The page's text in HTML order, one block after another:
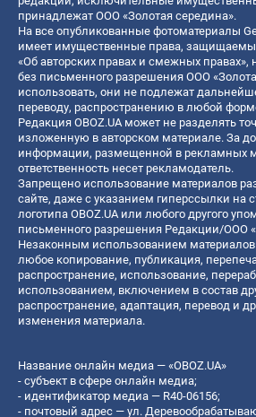
принадлежат ООО «Золотая середина».
На все опубликованные фотоматериалы
имеет имущественные права,
«Об авторских правах и смежных правах»,
без письменного разрешения ООО
использовать, они не подлежат
переводу, распространению в любой
Редакция OBOZ.UA может не разделять
изложенную в авторском материале. За
информации, размещенной в рекламных
ответственность несет рекламодатель.
Запрещено использование материалов
сайте, даже с указанием гиперссылки на
логотипа OBOZ.UA или любого другого
письменного разрешения Редакции/ООО
Незаконным использованием материалов
любое копирование, публикация,
распространение, использование,
использованием, включением в состав
распространение, адаптация, перевод и
изменения материала.
Название онлайн медиа — «OBOZ.UA»
- субъект в сфере онлайн медиа;
- идентификатор медиа — R40-06156;
- почтовый адрес — ул.